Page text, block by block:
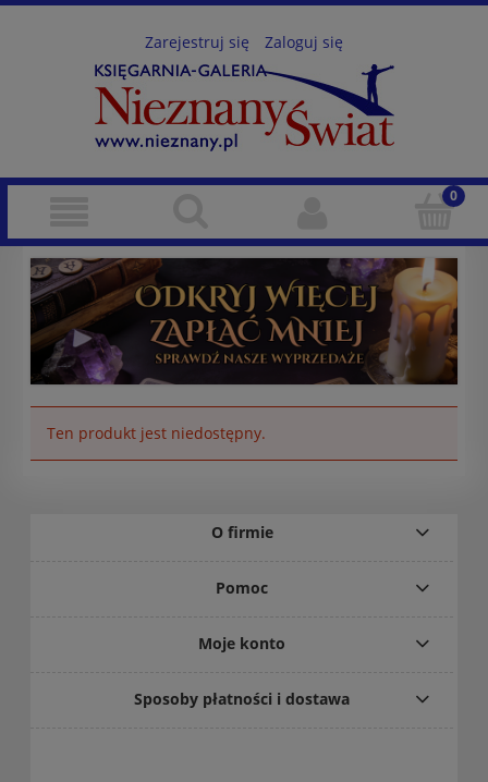
Zarejestruj się Zaloguj się
Ten produkt jest niedostępny.
O firmie
Pomoc
Moje konto
Sposoby płatności i dostawa